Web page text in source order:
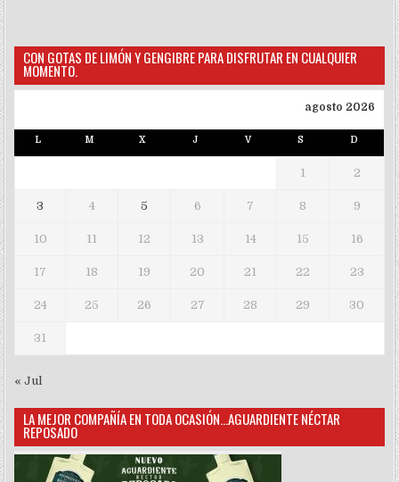
CON GOTAS DE LIMÓN Y GENGIBRE PARA DISFRUTAR EN CUALQUIER
MOMENTO.
agosto 2026
L M X J V S D
1 2
3 4 5 6 7 8 9
10 11 12 13 14 15 16
17 18 19 20 21 22 23
24 25 26 27 28 29 30
31
« Jul
LA MEJOR COMPAÑÍA EN TODA OCASIÓN…AGUARDIENTE NÉCTAR
REPOSADO